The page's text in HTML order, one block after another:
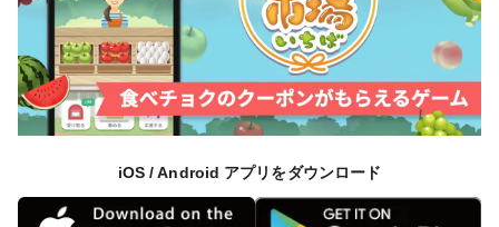
iOS / Android アプリをダウンロード